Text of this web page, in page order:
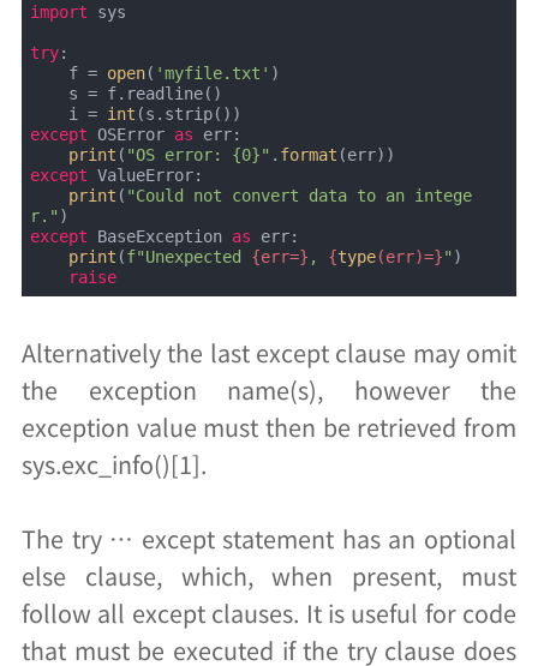
import sys
try:
    f =
open( 'myfile.txt' )
    i =
int
except OSError as err:
print ( "OS error: {0}" . format
except ValueError:
print ( "Could not convert data to an intege
r."
except BaseException as err:
print (f"Unexpected {err=} , {type(err)=}" )
raise
Alternatively the last except clause may omit
the exception name(s), however the
exception value must then be retrieved from
sys.exc_info()[1].
The try … except statement has an optional
else clause, which, when present, must
follow all except clauses. It is useful for code
that must be executed if the try clause does